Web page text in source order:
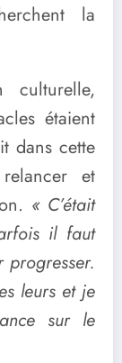
la
culturelle,
étaient
dans cette
et
« C’était
il faut
leurs et je
sur le